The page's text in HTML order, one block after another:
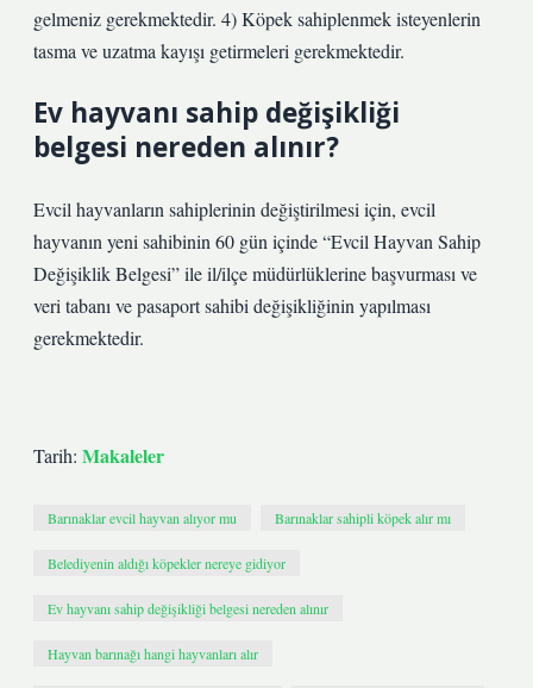
gelmeniz gerekmektedir. 4) Köpek sahiplenmek isteyenlerin
tasma ve uzatma kayışı getirmeleri gerekmektedir.
Ev hayvanı sahip değişikliği
belgesi nereden alınır?
Evcil hayvanların sahiplerinin değiştirilmesi için, evcil
hayvanın yeni sahibinin 60 gün içinde “Evcil Hayvan Sahip
Değişiklik Belgesi” ile il/ilçe müdürlüklerine başvurması ve
veri tabanı ve pasaport sahibi değişikliğinin yapılması
gerekmektedir.
Tarih: Makaleler
Barınaklar evcil hayvan alıyor mu Barınaklar sahipli köpek alır mı
Belediyenin aldığı köpekler nereye gidiyor
Ev hayvanı sahip değişikliği belgesi nereden alınır
Hayvan barınağı hangi hayvanları alır